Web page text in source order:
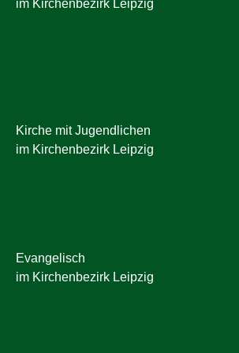
im Kirchenbezirk Leipzig
Kirche mit Jugendlichen
im Kirchenbezirk Leipzig
Evangelisch
im Kirchenbezirk Leipzig